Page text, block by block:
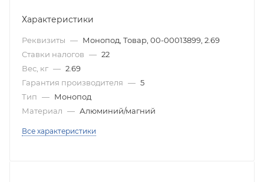
Характеристики
Реквизиты — Монопод, Товар, 00-00013899, 2.69
Ставки налогов — 22
Вес, кг — 2.69
Гарантия производителя — 5
Тип — Монопод
Материал — Алюминий/магний
Все характеристики